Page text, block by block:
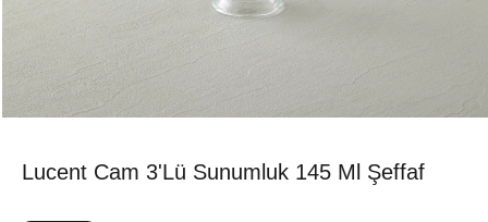
Lucent Cam 3'lü Sunumluk 145 Ml Şeffaf